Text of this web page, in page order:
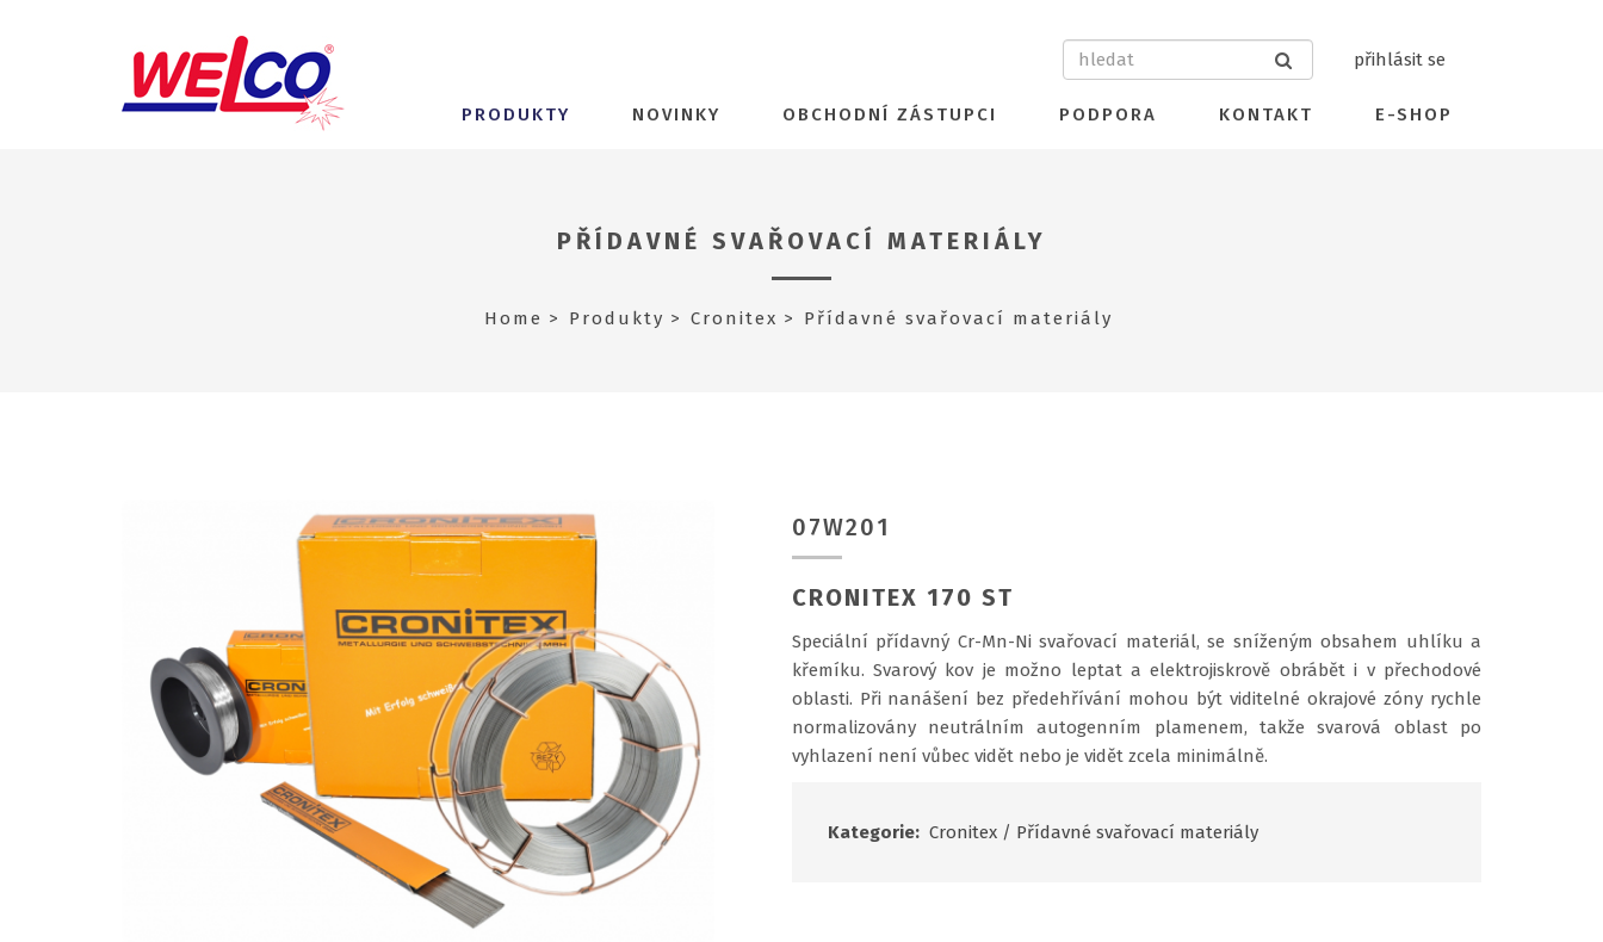
přihlásit se
PRODUKTY NOVINKY OBCHODNÍ ZÁSTUPCI PODPORA KONTAKT E-SHOP
PŘÍDAVNÉ SVAŘOVACÍ MATERIÁLY
Home Produkty Cronitex Přídavné svařovací materiály
07W201
CRONITEX 170 ST
Speciální přídavný Cr-Mn-Ni svařovací materiál, se sníženým obsahem uhlíku a
křemíku. Svarový kov je možno leptat a elektrojiskrově obrábět i v přechodové
oblasti. Při nanášení bez předehřívání mohou být viditelné okrajové zóny rychle
normalizovány neutrálním autogenním plamenem, takže svarová oblast po
vyhlazení není vůbec vidět nebo je vidět zcela minimálně.
Kategorie: Cronitex/ Přídavné svařovací materiály